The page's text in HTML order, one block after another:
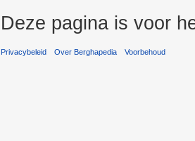
Deze pagina is voor
Privacybeleid Over Berghapedia Voorbehoud